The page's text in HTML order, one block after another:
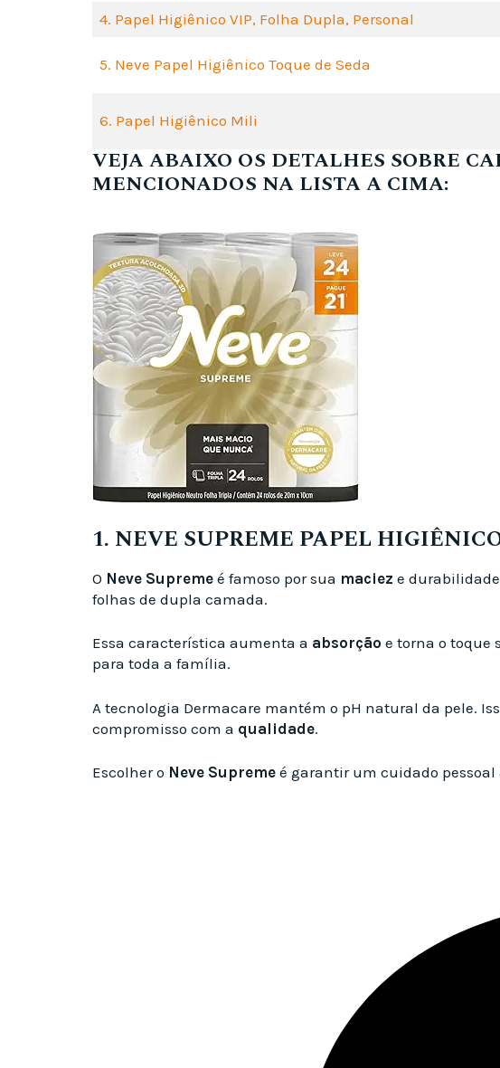
4. Papel Higiênico VIP, Folha Dupla, Personal
5. Neve Papel Higiênico Toque de Seda
6. Papel Higiênico Mili
VEJA ABAIXO OS DETALHES SOBRE
MENCIONADOS NA LISTA A CIMA:
1. NEVE SUPREME PAPEL
O Neve Supreme é famoso por sua maciez e
folhas de dupla camada.
Essa característica aumenta a absorção e torna o toque
para toda a família.
A tecnologia Dermacare mantém o pH natural da pele.
compromisso com a qualidade.
Escolher o Neve Supreme é garantir um cuidado pessoal